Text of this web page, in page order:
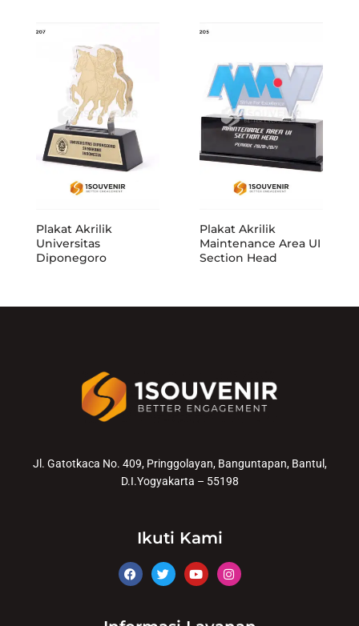
Plakat Akrilik
Universitas
Diponegoro
Plakat Akrilik
Maintenance Area UI
Section Head
Jl. Gatotkaca No. 409, Pringgolayan, Banguntapan, Bantul,
D.I.Yogyakarta – 55198
Ikuti Kami